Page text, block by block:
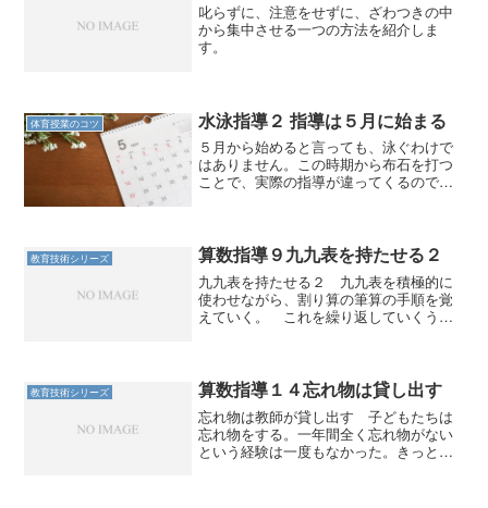
叱らずに、注意をせずに、ざわつきの中
から集中させる一つの方法を紹介しま
す。
体育授業のコツ 水泳指導２ 指導は５月に始まる
５月から始めると言っても、泳ぐわけで
はありません。この時期から布石を打つ
ことで、実際の指導が違ってくるので
教育技術シリーズ 算数指導９九九表を持たせる２
九九表を持たせる２ 九九表を積極的に
使わせながら、割り算の筆算の手順を覚
えていく。 これを繰り返していくうち
個々の単独の技術も習得して...
教育技術シリーズ 算数指導１４忘れ物は貸し出す
忘れ物は教師が貸し出す 子どもたちは
忘れ物をする。一年間全く忘れ物がない
という経験は一度もなかった。きっとほ